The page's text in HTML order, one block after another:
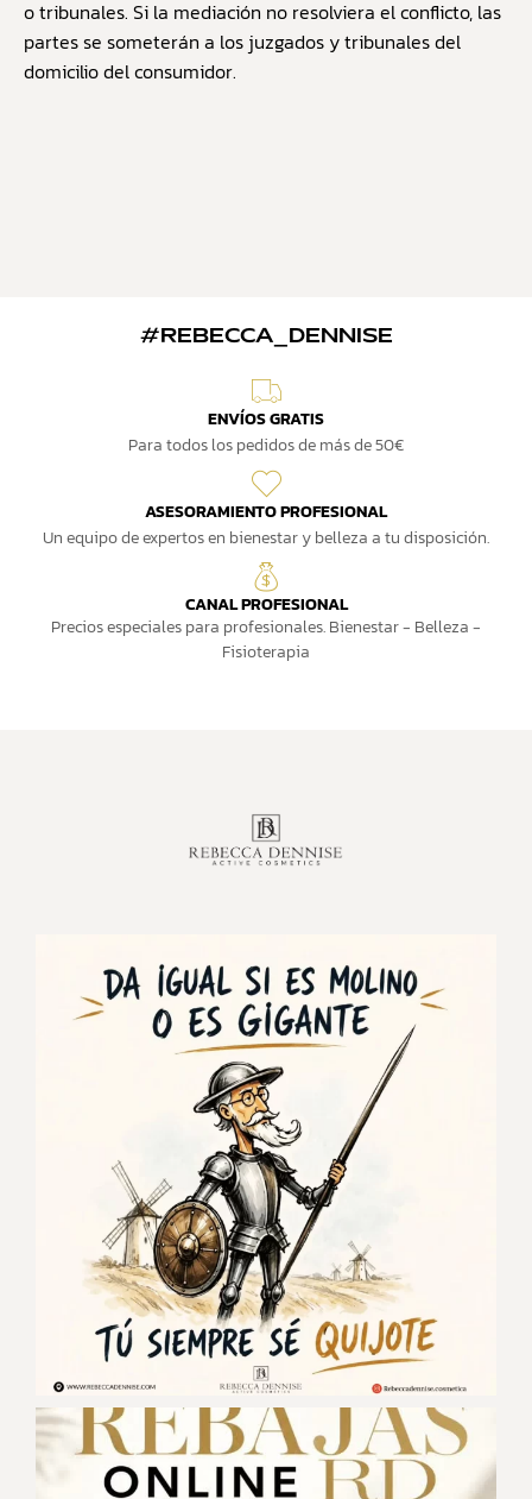
o tribunales. Si la mediación no resolviera el conflicto, las
partes se someterán a los juzgados y tribunales del
domicilio del consumidor.
#REBECCA_DENNISE
ENVÍOS GRATIS
Para todos los pedidos de más de 50€
ASESORAMIENTO PROFESIONAL
Un equipo de expertos en bienestar y belleza a tu disposición.
CANAL PROFESIONAL
Precios especiales para profesionales. Bienestar - Belleza -
Fisioterapia